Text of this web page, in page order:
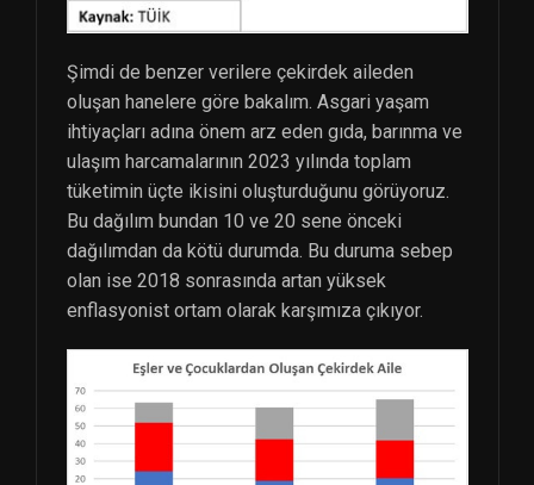
Şimdi de benzer verilere çekirdek aileden
oluşan hanelere göre bakalım. Asgari yaşam
ihtiyaçları adına önem arz eden gıda, barınma ve
ulaşım harcamalarının 2023 yılında toplam
tüketimin üçte ikisini oluşturduğunu görüyoruz.
Bu dağılım bundan 10 ve 20 sene önceki
dağılımdan da kötü durumda. Bu duruma sebep
olan ise 2018 sonrasında artan yüksek
enflasyonist ortam olarak karşımıza çıkıyor.